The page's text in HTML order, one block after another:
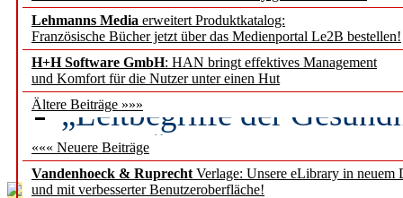
Lehmanns Media erweitert Produktkatalog:
Französische Bücher jetzt über das Medienportal Le2B bestellen!
H+H Software GmbH: HAN bringt effektives Management
und Komfort für die Nutzer unter einen Hut
Ältere Beiträge »»»
««« Neuere Beiträge
Vandenhoeck & Ruprecht Verlage: Unsere eLibrary in neuem
und mit verbesserter Benutzeroberfläche!
Künstliche Intelligenz
besser zu verstehen
„Leitbegriffe der
des BIÖG erscheinen